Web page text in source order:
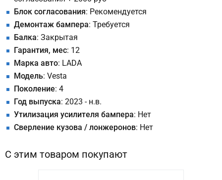
Блок согласования: Рекомендуется
Демонтаж бампера: Требуется
Балка: Закрытая
Гарантия, мес: 12
Марка авто: LADA
Модель: Vesta
Поколение: 4
Год выпуска: 2023 - н.в.
Утилизация усилителя бампера: Нет
Сверление кузова / лонжеронов: Нет
С этим товаром покупают